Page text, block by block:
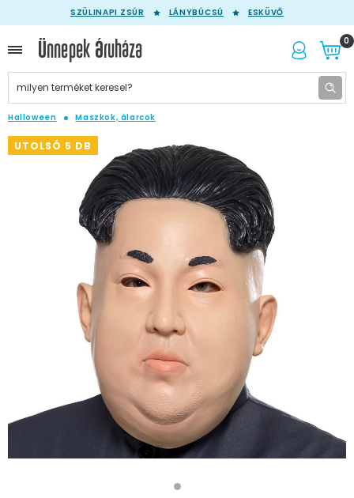
SZÜLINAPI ZSÚR LÁNYBÚCSÚ ESKÜVŐ
0
Halloween Maszkok, álarcok
UTOLSÓ 5 DB